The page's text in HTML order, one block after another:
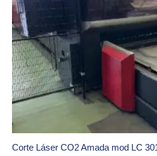
Corte Láser CO2 Amada mod LC